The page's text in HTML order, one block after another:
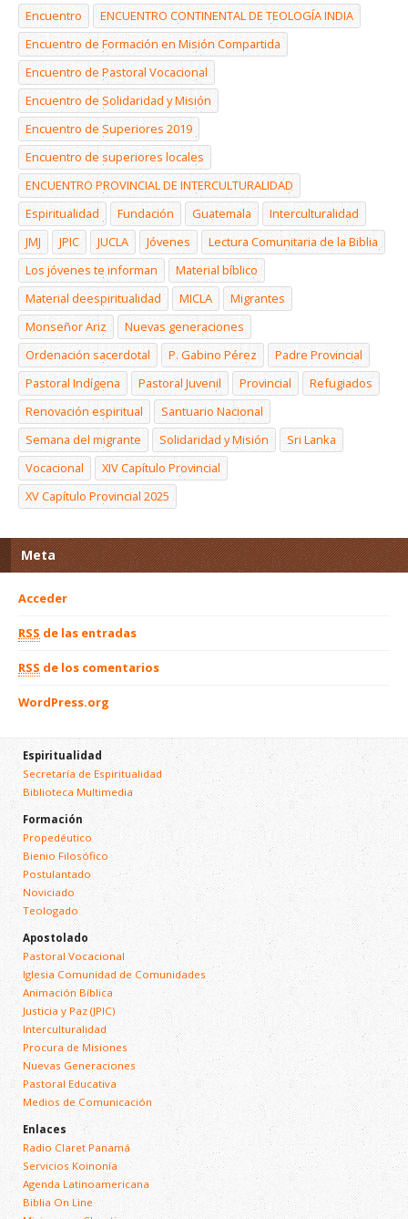
Encuentro
ENCUENTRO CONTINENTAL DE TEOLOGÍA INDIA
Encuentro de Formación en Misión Compartida
Encuentro de Pastoral Vocacional
Encuentro de Solidaridad y Misión
Encuentro de Superiores 2019
Encuentro de superiores locales
ENCUENTRO PROVINCIAL DE INTERCULTURALIDAD
Espiritualidad
Fundación Guatemala
Interculturalidad
JMJ
JPIC JUCLA Jóvenes
Lectura Comunitaria de la Biblia
Los jóvenes te informan
Material bíblico
Material deespiritualidad
MICLA
Migrantes
Monseñor Ariz
Nuevas generaciones
Ordenación sacerdotal
P. Gabino Pérez
Padre Provincial
Pastoral Indígena
Pastoral Juvenil Provincial
Refugiados
Renovación espiritual
Santuario Nacional
Semana del migrante
Solidaridad y Misión
Sri Lanka
Vocacional
XIV Capítulo Provincial
XV Capítulo Provincial 2025
Meta
Acceder
RSS de las entradas
RSS de los comentarios
WordPress.org
Espiritualidad
Secretaría de Espiritualidad
Biblioteca Multimedia
Formación
Propedéutico
Bienio Filosófico
Postulantado
Noviciado
Teologado
Apostolado
Pastoral Vocacional
Iglesia Comunidad de Comunidades
Animación Bíblica
Justicia y Paz (JPIC)
Interculturalidad
Procura de Misiones
Nuevas Generaciones
Pastoral Educativa
Medios de Comunicación
Enlaces
Radio Claret Panamá
Servicios Koinonía
Agenda Latinoamericana
Biblia On Line